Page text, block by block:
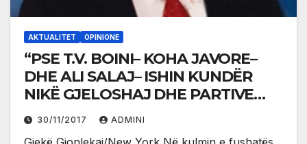
AKTUALITET OPINIONE
“PSE T.V. BOINI– KOHA JAVORE–
DHE ALI SALAJ– ISHIN KUNDËR
NIKË GJELOSHAJ DHE PARTIVE
SHQIPARE TË MALËSISË?”
30/11/2017 ADMINI